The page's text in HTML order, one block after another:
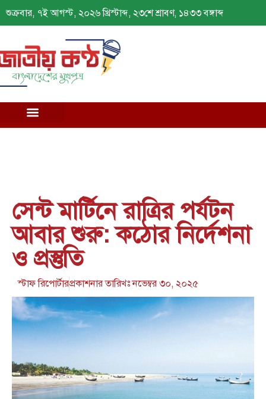
শুক্রবার, ৭ই আগস্ট, ২০২৬ খ্রিস্টাব্দ, ২৩শে শ্রাবণ, ১৪৩৩ বঙ্গাব্দ
সেন্ট মার্টিনে রাত্রির পর্যটন
আবার শুরু: কঠোর নির্দেশনা
ও প্রস্তুতি
স্টাফ রিপোর্টারপ্রকাশনার তারিখঃনভেম্বর ৩০, ২০২৫